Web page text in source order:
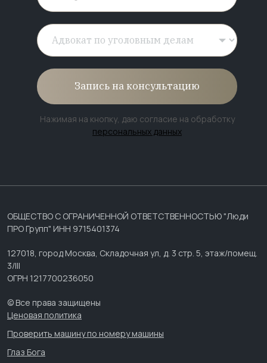
Запись на консультацию
Нажимая на кнопку, даю согласие на обработку
персональных данных
ОБЩЕСТВО С ОГРАНИЧЕННОЙ ОТВЕТСТВЕННОСТЬЮ "Люди
ПРО Групп" ИНН 9715401374
127018, город Москва, Складочная ул, д. 3 стр. 5, этаж/помещ.
3/III
ОГРН 1217700236050
© Все права защищены
Ценовая политика
Проверить машину по номеру машины
Глаз Бога